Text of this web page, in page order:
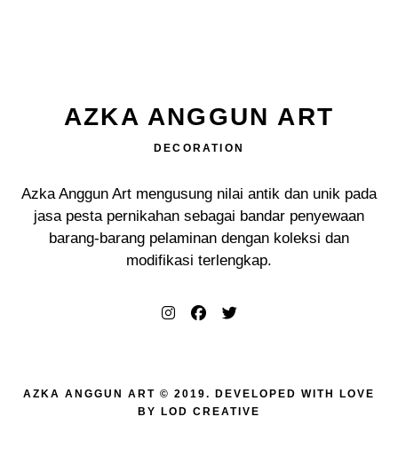
AZKA ANGGUN ART
DECORATION
Azka Anggun Art mengusung nilai antik dan unik pada
jasa pesta pernikahan sebagai bandar penyewaan
barang-barang pelaminan dengan koleksi dan
modifikasi terlengkap.
AZKA ANGGUN ART © 2019. DEVELOPED WITH LOVE
BY
LOD CREATIVE